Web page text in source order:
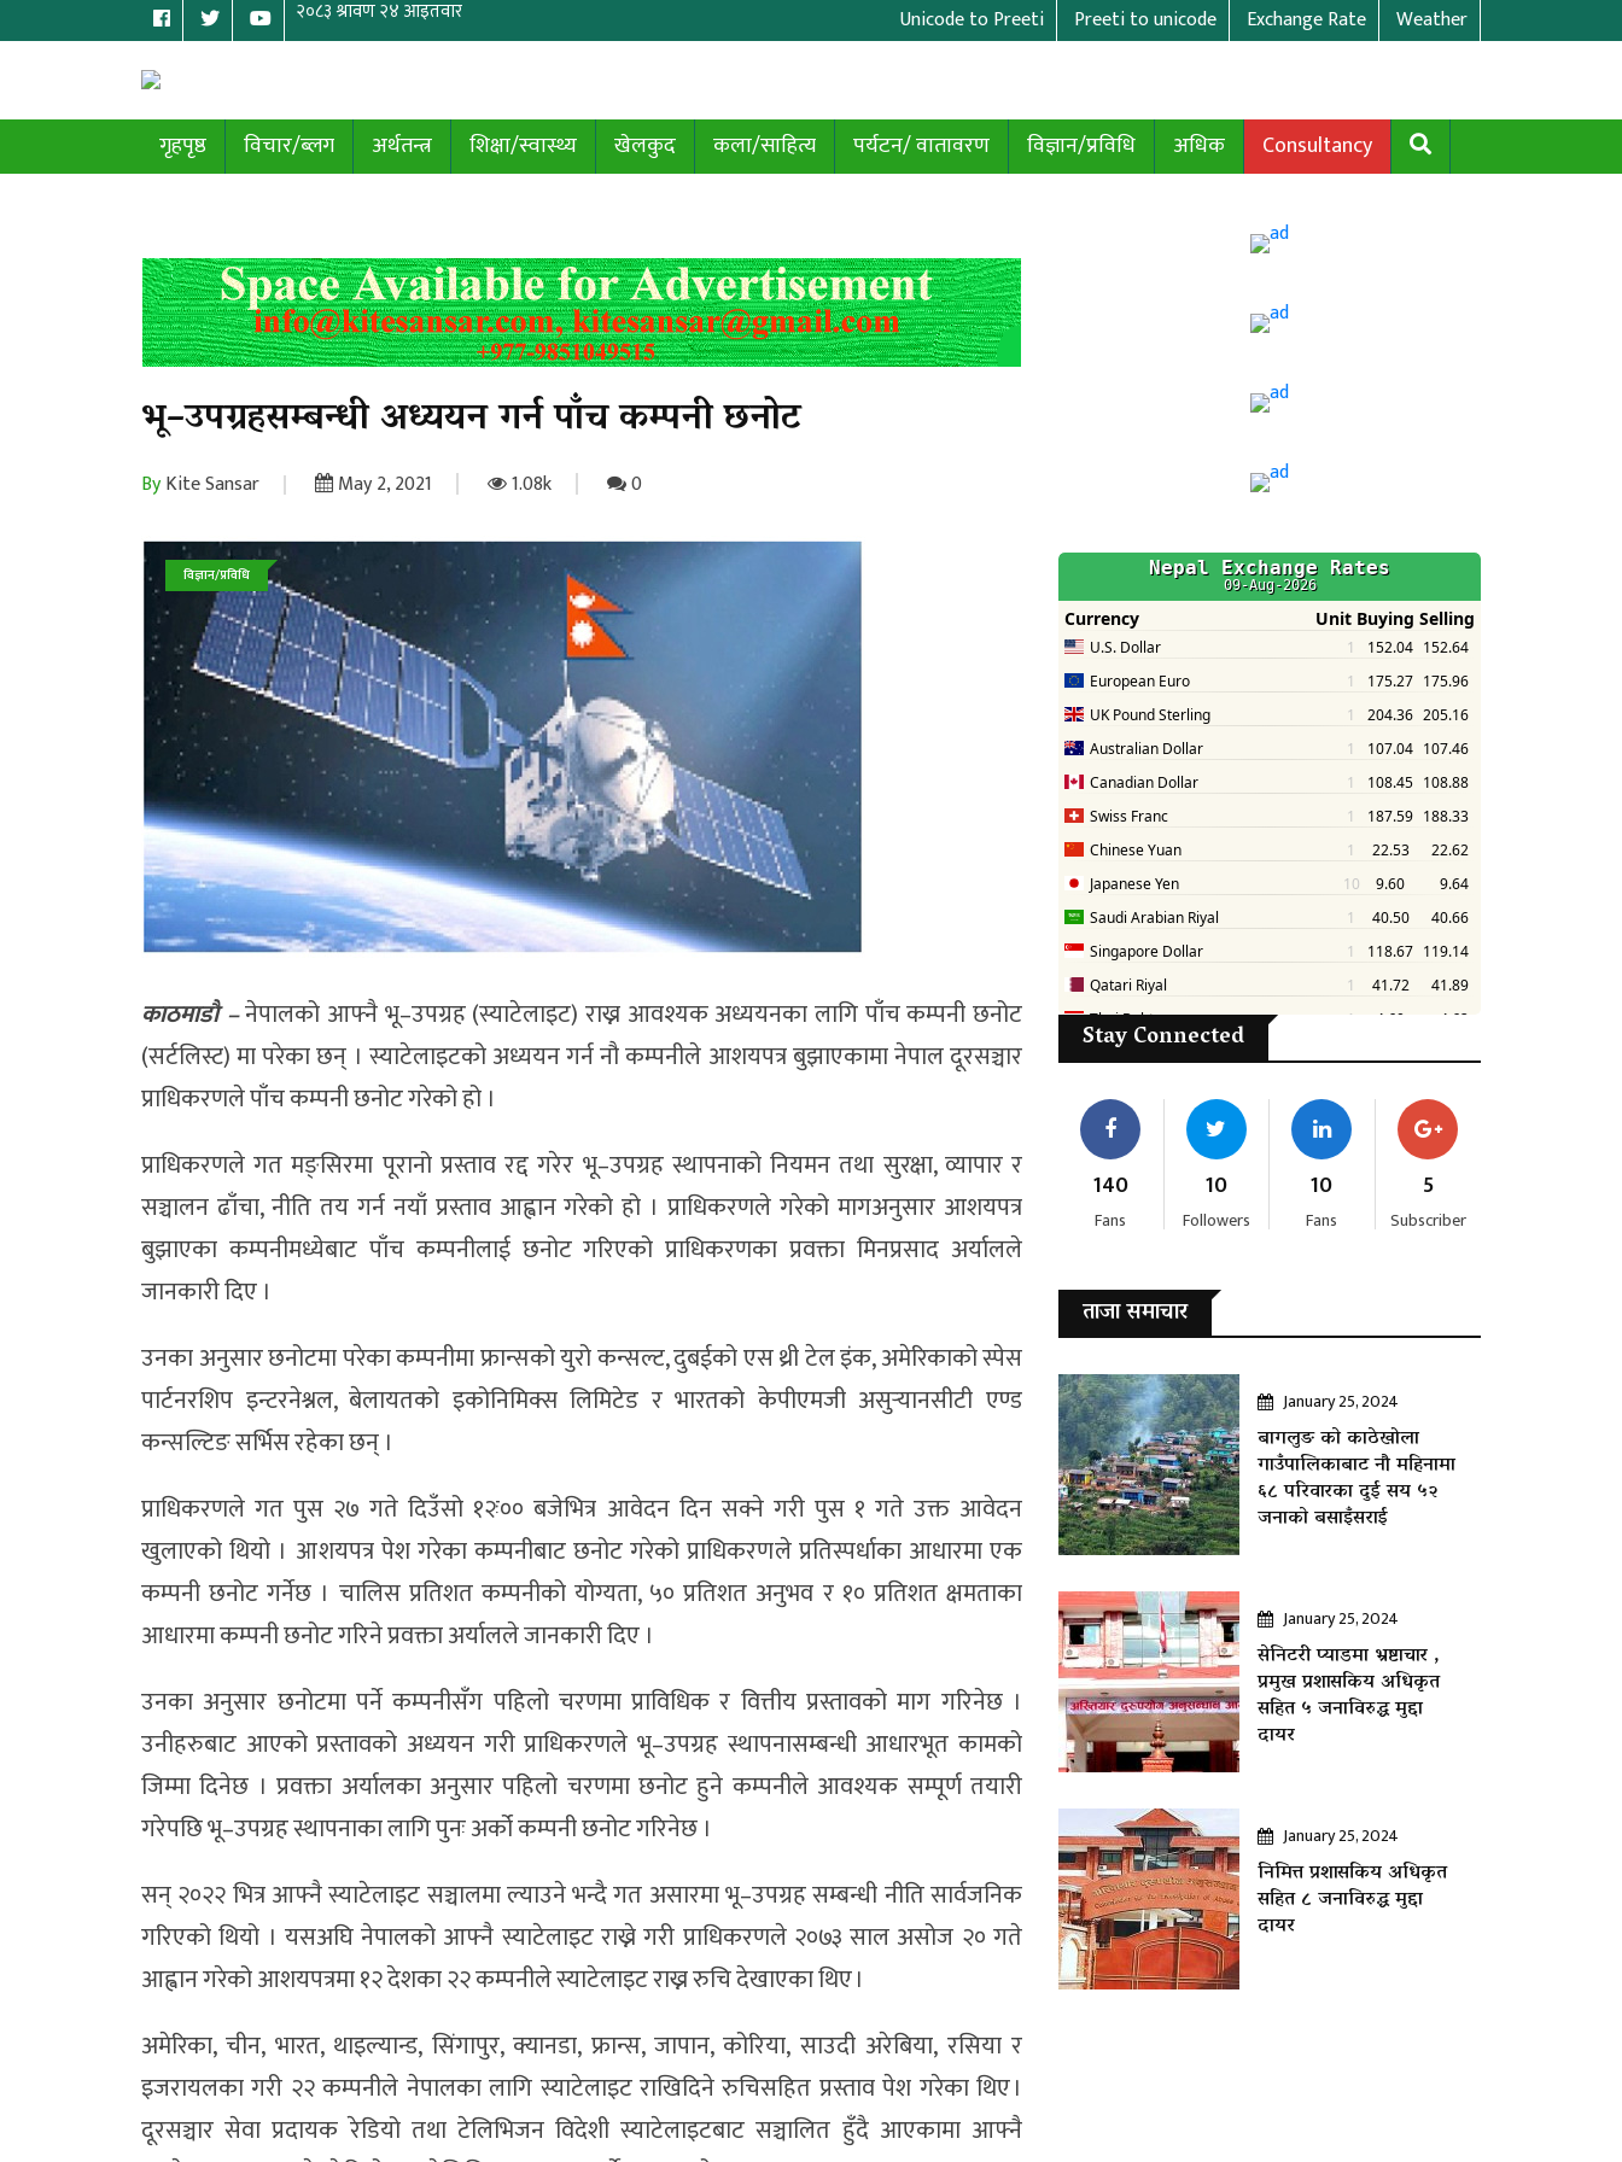
Unicode to Preeti Preeti to unicode Exchange Rate Weather
गृहपृष्ठ विचार/ब्लग अर्थतन्त्र शिक्षा/स्वास्थ्य खेलकुद कला/साहित्य पर्यटन/ वातावरण विज्ञान/प्रविधि अधिक Consultancy
भू–उपग्रहसम्बन्धी अध्ययन गर्न पाँच कम्पनी छनोट
ByKite Sansar May 2, 2021 1.08k 0
विज्ञान/प्रविधि
काठमाडाै –नेपालको आफ्नै भू–उपग्रह (स्याटेलाइट) राख्न आवश्यक अध्ययनका लागि पाँच कम्पनी छनोट
(सर्टलिस्ट) मा परेका छन् । स्याटेलाइटको अध्ययन गर्न नौ कम्पनीले आशयपत्र बुझाएकामा नेपाल दूरसञ्चार
प्राधिकरणले पाँच कम्पनी छनोट गरेको हो ।
प्राधिकरणले गत मङ्सिरमा पूरानो प्रस्ताव रद्द गरेर भू–उपग्रह स्थापनाको नियमन तथा सुरक्षा, व्यापार र
सञ्चालन ढाँचा, नीति तय गर्न नयाँ प्रस्ताव आह्वान गरेको हो । प्राधिकरणले गरेको मागअनुसार आशयपत्र
बुझाएका कम्पनीमध्येबाट पाँच कम्पनीलाई छनोट गरिएको प्राधिकरणका प्रवक्ता मिनप्रसाद अर्यालले
जानकारी दिए ।
उनका अनुसार छनोटमा परेका कम्पनीमा फ्रान्सको युरो कन्सल्ट, दुबईको एस थ्री टेल इंक, अमेरिकाको स्पेस
पार्टनरशिप इन्टरनेश्नल, बेलायतको इकोनिमिक्स लिमिटेड र भारतको केपीएमजी असुर्‍यानसीटी एण्ड
कन्सल्टिङ सर्भिस रहेका छन् ।
प्राधिकरणले गत पुस २७ गते दिउँसो १२ः०० बजेभित्र आवेदन दिन सक्ने गरी पुस १ गते उक्त आवेदन
खुलाएको थियो । आशयपत्र पेश गरेका कम्पनीबाट छनोट गरेको प्राधिकरणले प्रतिस्पर्धाका आधारमा एक
कम्पनी छनोट गर्नेछ । चालिस प्रतिशत कम्पनीको योग्यता, ५० प्रतिशत अनुभव र १० प्रतिशत क्षमताका
आधारमा कम्पनी छनोट गरिने प्रवक्ता अर्यालले जानकारी दिए ।
उनका अनुसार छनोटमा पर्ने कम्पनीसँग पहिलो चरणमा प्राविधिक र वित्तीय प्रस्तावको माग गरिनेछ ।
उनीहरुबाट आएको प्रस्तावको अध्ययन गरी प्राधिकरणले भू–उपग्रह स्थापनासम्बन्धी आधारभूत कामको
जिम्मा दिनेछ । प्रवक्ता अर्यालका अनुसार पहिलो चरणमा छनोट हुने कम्पनीले आवश्यक सम्पूर्ण तयारी
गरेपछि भू–उपग्रह स्थापनाका लागि पुनः अर्को कम्पनी छनोट गरिनेछ ।
सन् २०२२ भित्र आफ्नै स्याटेलाइट सञ्चालमा ल्याउने भन्दै गत असारमा भू–उपग्रह सम्बन्धी नीति सार्वजनिक
गरिएको थियो । यसअघि नेपालको आफ्नै स्याटेलाइट राख्ने गरी प्राधिकरणले २०७३ साल असोज २० गते
आह्वान गरेको आशयपत्रमा १२ देशका २२ कम्पनीले स्याटेलाइट राख्न रुचि देखाएका थिए ।
अमेरिका, चीन, भारत, थाइल्यान्ड, सिंगापुर, क्यानडा, फ्रान्स, जापान, कोरिया, साउदी अरेबिया, रसिया र
इजरायलका गरी २२ कम्पनीले नेपालका लागि स्याटेलाइट राखिदिने रुचिसहित प्रस्ताव पेश गरेका थिए ।
दूरसञ्चार सेवा प्रदायक रेडियो तथा टेलिभिजन विदेशी स्याटेलाइटबाट सञ्चालित हुँदै आएकामा आफ्नै
Stay Connected
140
Fans
10
Followers
10
Fans
5
Subscriber
ताजा समाचार
January 25, 2024
बागलुङ काे काठेखोला
गाउँपालिकाबाट नौ महिनामा
६८ परिवारका दुई सय ५२
जनाकाे बसाइँसराई
January 25, 2024
सेनिटरी प्याडमा भ्रष्टाचार ,
प्रमुख प्रशासकिय अधिकृत
सहित ५ जनाविरुद्ध मुद्दा
दायर
January 25, 2024
निमित्त प्रशासकिय अधिकृत
सहित ८ जनाविरुद्ध मुद्दा
दायर